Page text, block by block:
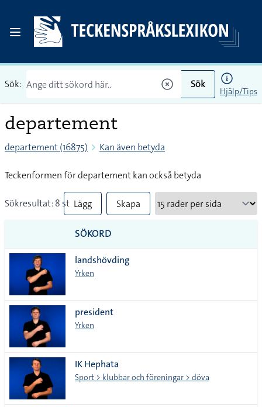
Sök: Sök
Hjälp/Tips
departement
departement (16875) Kan även betyda
Teckenformen för departement kan också betyda
Sökresultat: 8 st Lägg
till
alla i
lista
Skapa
SÖKORD
landshövding
Yrken
president
Yrken
IK Hephata
Sport > klubbar och föreningar > döva